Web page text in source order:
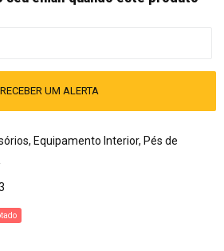
RECEBER UM ALERTA
, Equipamento Interior, Pés de